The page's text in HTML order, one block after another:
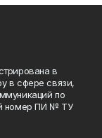
в
в сфере связи,
по
номер ПИ № ТУ